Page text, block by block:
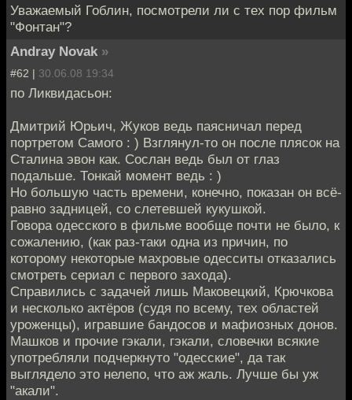
Уважаемый Гоблин, посмотрели ли с тех пор фильм
"Фонтан"?
Andray Novak »
#62 | 30.06.08 19:34
по Ликвидасьон:
Дмитрий Юрьич, Жуков ведь паясничал перед
портретом Самого : ) Взглянул-то он после плясок на
Сталина эвон как. Сослан ведь был от глаз
подальше. Тонкай момент ведь : )
Но большую часть времени, конечно, показан он всё-
равно задницей, со слетевшей кукушкой.
Говора одесского в фильме вообще почти не было, к
сожалению, (как раз-таки одна из причин, по
которому некоторые махровые одесситы отказались
смотреть сериал с первого захода).
Справились с задачей лишь Маковецкий, Крючкова
и несколько актёров (судя по всему, тех областей
уроженцы), игравшие бандосов и мафиозных донов.
Машков и прочие гэкали, гэкали, словечки всякие
употребляли подчеркнуто "одесские", да так
выглядело это нелепо, что аж жаль. Лучше бы уж
"акали".